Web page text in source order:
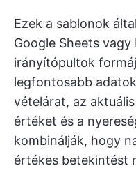
Ezek a sablonok
Google Sheets
irányítópultok
legfontosabb
vételárat, az
értéket és a
kombinálják, hogy
értékes betekintést